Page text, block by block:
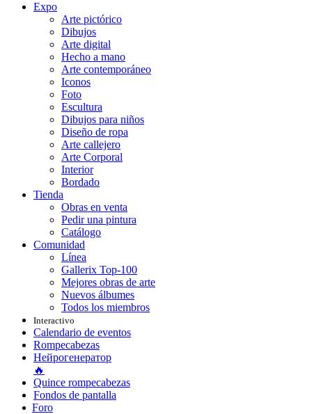
Expo
Arte pictórico
Dibujos
Arte digital
Hecho a mano
Arte contemporáneo
Iconos
Foto
Escultura
Dibujos para niños
Diseño de ropa
Arte callejero
Arte Corporal
Interior
Bordado
Tienda
Obras en venta
Pedir una pintura
Catálogo
Comunidad
Línea
Gallerix Top-100
Mejores obras de arte
Nuevos álbumes
Todos los miembros
Interactivo
Calendario de eventos
Rompecabezas
Нейрогенератор
🔥
Quince rompecabezas
Fondos de pantalla
Foro